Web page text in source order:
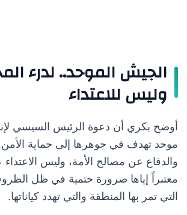
الجيش الموحد.. لدرء
وليس للاعتداء
أوضح بكري أن دعوة الرئيس السيسي
موحد تهدف في جوهرها إلى حماية الأمن
والدفاع عن مصالح الأمة، وليس
معتبراً إياها ضرورة حتمية في ظل الظروف
التي تمر بها المنطقة والتي تهدد كياناتها.